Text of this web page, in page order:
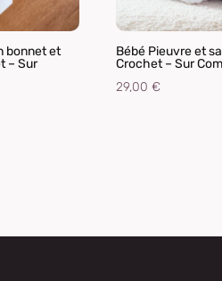
bonnet et
– Sur
Bébé Pieuvre et
Crochet – Sur
29,00€